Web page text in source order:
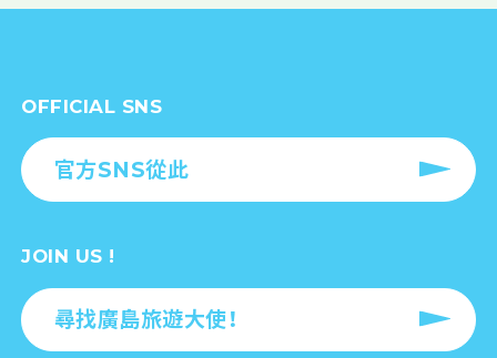
OFFICIAL SNS
官方SNS從此
JOIN US !
尋找廣島旅遊大使！